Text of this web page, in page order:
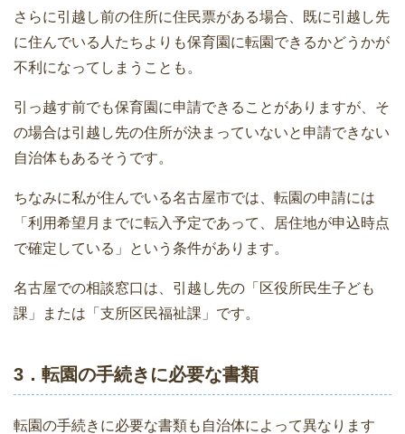
さらに引越し前の住所に住民票がある場合、既に引越し先
に住んでいる人たちよりも保育園に転園できるかどうかが
不利になってしまうことも。
引っ越す前でも保育園に申請できることがありますが、そ
の場合は引越し先の住所が決まっていないと申請できない
自治体もあるそうです。
ちなみに私が住んでいる名古屋市では、転園の申請には
「利用希望月までに転入予定であって、居住地が申込時点
で確定している」という条件があります。
名古屋での相談窓口は、引越し先の「区役所民生子ども
課」または「支所区民福祉課」です。
3．転園の手続きに必要な書類
転園の手続きに必要な書類も自治体によって異なります